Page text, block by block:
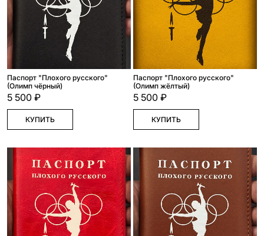
Паспорт "Плохого русского"
(Олимп чёрный)
5 500 ₽
КУПИТЬ
Паспорт "Плохого русского"
(Олимп жёлтый)
5 500 ₽
КУПИТЬ